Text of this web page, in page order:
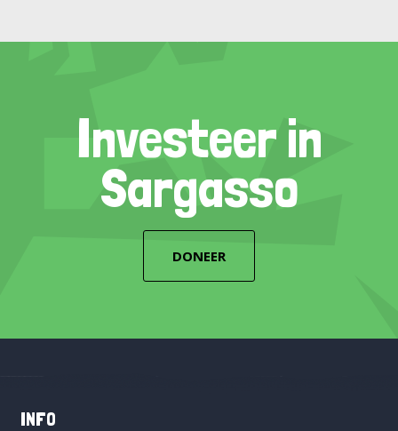
Investeer in
Sargasso
DONEER
INFO